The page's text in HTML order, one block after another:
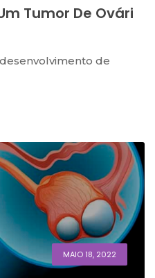
Tumor De Ovári
de
MAIO 18, 2022